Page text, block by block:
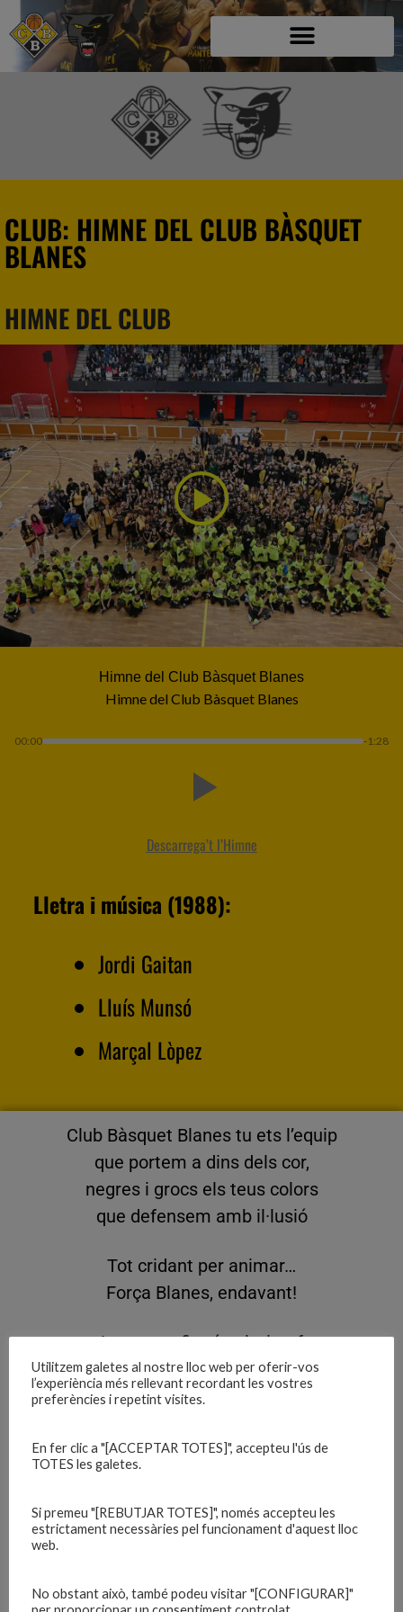
CLUB: HIMNE DEL CLUB BÀSQUET
BLANES
HIMNE DEL CLUB
Himne del Club Bàsquet Blanes
Himne del Club Bàsquet Blanes
00:00 -1:28
Descarrega’t l’Himne
Lletra i música (1988):
Jordi Gaitan
Lluís Munsó
Marçal Lòpez
Club Bàsquet Blanes tu ets l’equip
que portem a dins dels cor,
negres i grocs els teus colors
que defensem amb il·lusió
Tot cridant per animar…
Força Blanes, endavant!
La nostra fita és el triomf
però si perdem, no passa res,
continuarem forts i lluitant
Tot cridant per animar…
aprofitant tots els partits
Utilitzem galetes al nostre lloc web per oferir-vos
l’experiència més rellevant recordant les vostres
preferències i repetint visites.
En fer clic a "[ACCEPTAR TOTES]", accepteu l'ús de
TOTES les galetes.
Si premeu "[REBUTJAR TOTES]", només accepteu les
estrictament necessàries pel funcionament d'aquest lloc
web.
No obstant això, també podeu visitar "[CONFIGURAR]"